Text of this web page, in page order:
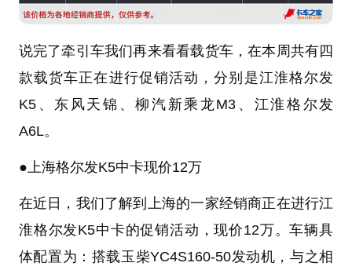
说完了牵引车我们再来看看载货车，在本周共有四
款载货车正在进行促销活动，分别是江淮格尔发
K5、 东风天锦 、柳汽 新乘龙M3 、江淮格尔发
A6L。
●上海格尔发K5中卡现价12万
在近日，我们了解到上海的一家经销商正在进行江
淮格尔发K5中卡的促销活动，现价12万。车辆具
体配置为：搭载玉柴YC4S160-50发动机，与之相